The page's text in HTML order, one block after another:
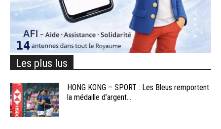
Les plus lus
HONG KONG – SPORT : Les Bleus remportent
la médaille d’argent...